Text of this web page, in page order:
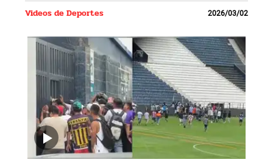
Videos de Deportes 2026/03/02